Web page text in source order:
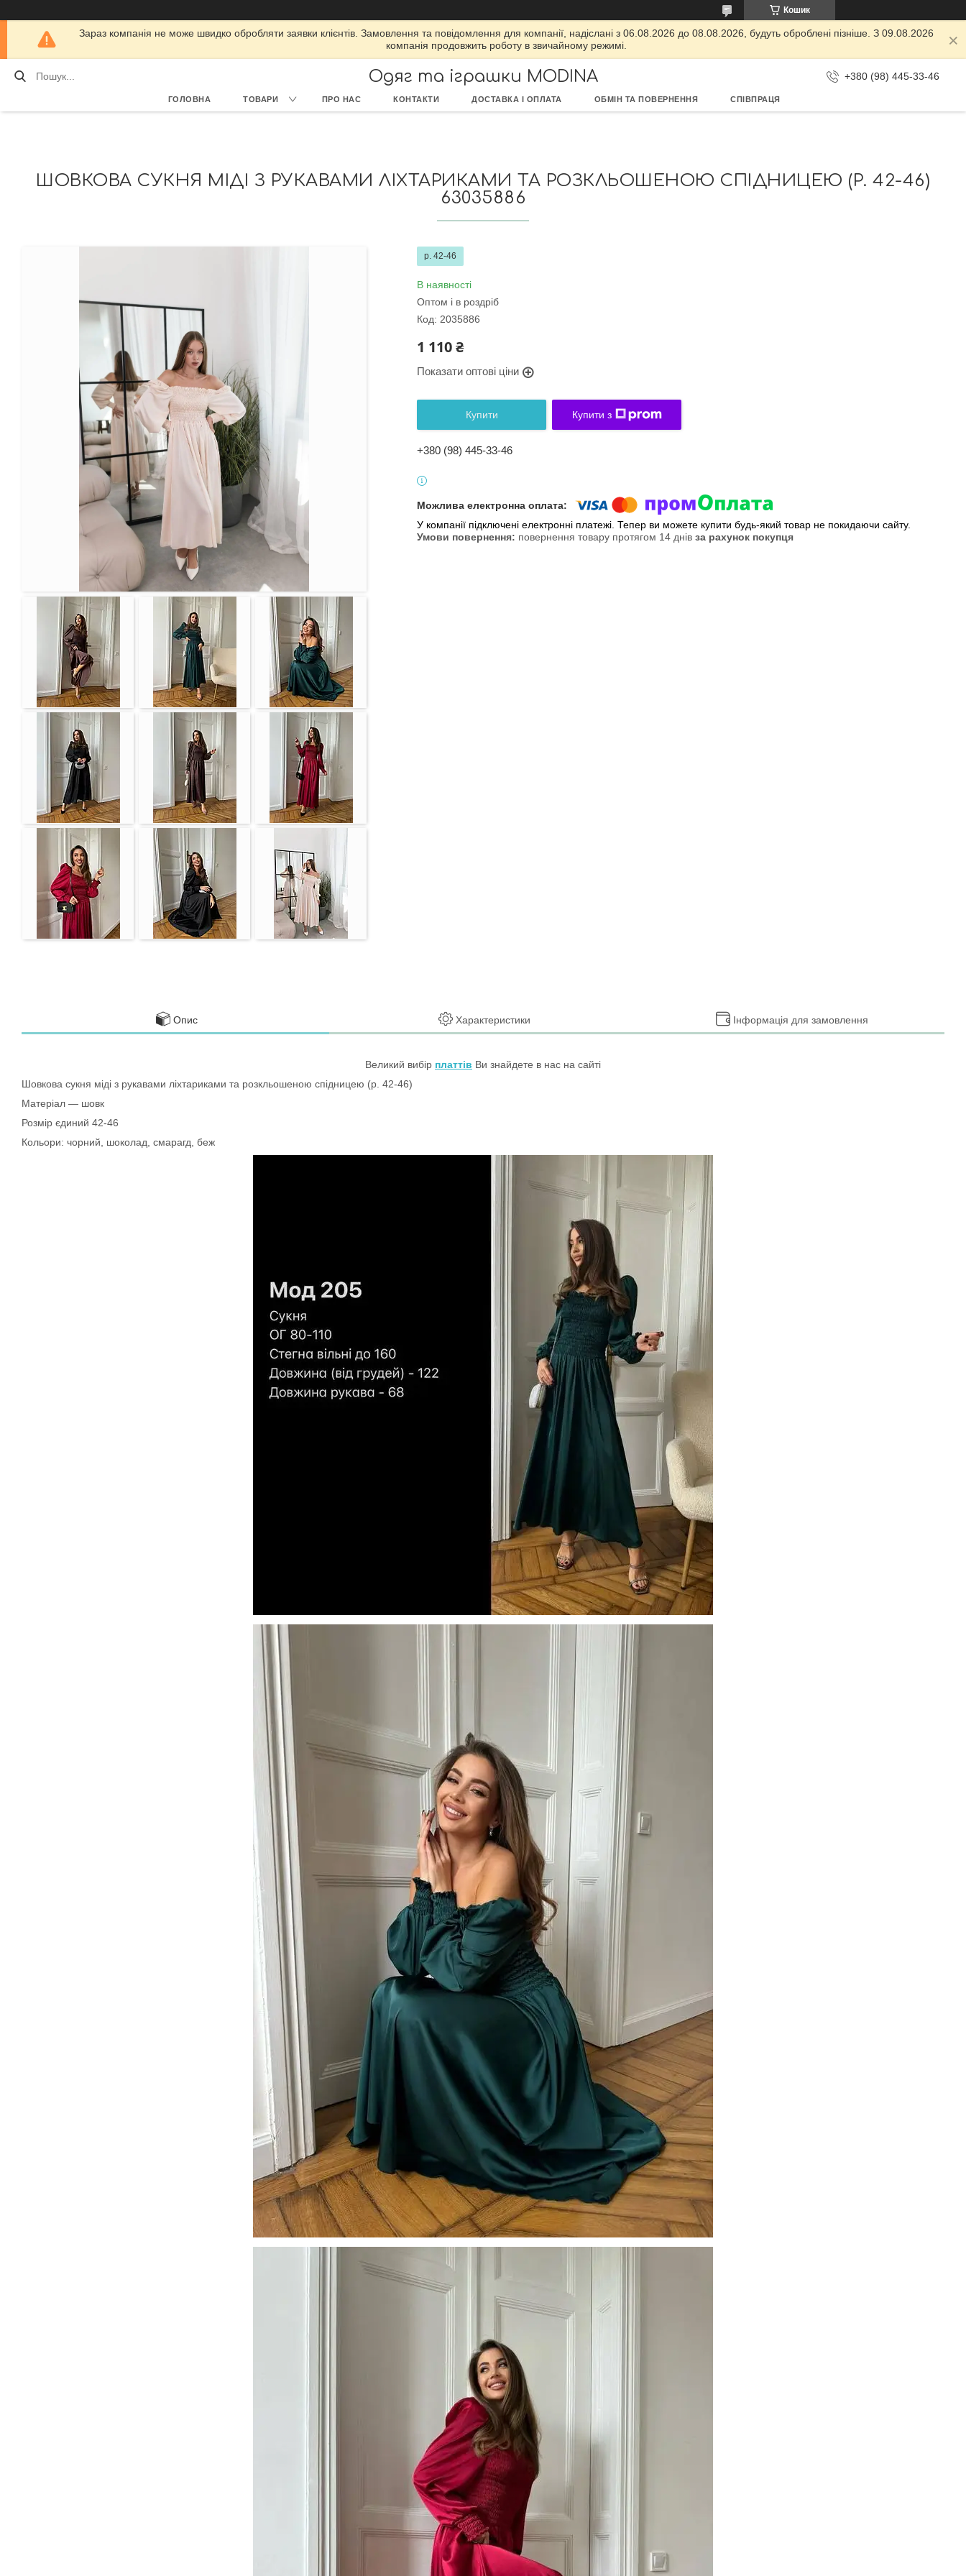
Кошик
Зараз компанія не може швидко обробляти заявки клієнтів. Замовлення та повідомлення для компанії, надіслані з 06.08.2026 до 08.08.2026, будуть оброблені пізніше. З 09.08.2026
компанія продовжить роботу в звичайному режимі.
Одяг та іграшки MODINA +380 (98) 445-33-46
ГОЛОВНА ТОВАРИ ПРО НАС КОНТАКТИ ДОСТАВКА І ОПЛАТА ОБМІН ТА ПОВЕРНЕННЯ СПІВПРАЦЯ
ШОВКОВА СУКНЯ МІДІ З РУКАВАМИ ЛІХТАРИКАМИ ТА РОЗКЛЬОШЕНОЮ СПІДНИЦЕЮ (Р. 42-46)
63035886
р. 42-46
В наявності
Оптом і в роздріб
Код: 2035886
1 110 ₴
Показати оптові ціни
Купити Купити з
+380 (98) 445-33-46
У компанії підключені електронні платежі. Тепер ви можете купити будь-який товар не покидаючи сайту.
повернення товару протягом 14 днів за рахунок покупця
Опис Характеристики Інформація для замовлення
Великий вибір платтів Ви знайдете в нас на сайті
Шовкова сукня міді з рукавами ліхтариками та розкльошеною спідницею (р. 42-46)
Матеріал — шовк
Розмір єдиний 42-46
Кольори: чорний, шоколад, смарагд, беж